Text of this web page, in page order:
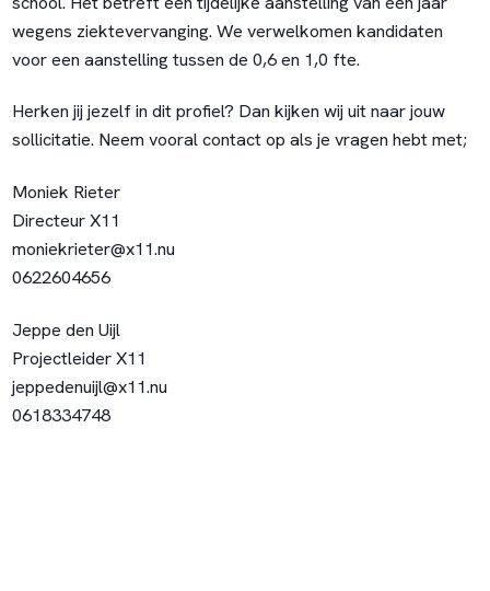
wegens ziektevervanging. We verwelkomen kandidaten
voor een aanstelling tussen de 0,6 en 1,0 fte.
Herken jij jezelf in dit profiel? Dan kijken wij uit naar jouw
sollicitatie. Neem vooral contact op als je vragen hebt met;
Moniek Rieter
Directeur X11
moniekrieter@x11.nu
0622604656
Jeppe den Uijl
Projectleider X11
jeppedenuijl@x11.nu
0618334748